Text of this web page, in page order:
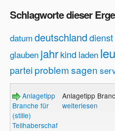
Schlagworte dieser
datum deutschlanddienst
glauben jahrkind laden
partei problemsagen
Anlagetipp
Branche für
(stille)
Teilhaberschaft
Anlagetipp
weiterlesen